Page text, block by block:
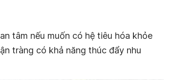
tâm nếu muốn có hệ tiêu hóa khỏe
tràng có khả năng thúc đẩy nhu